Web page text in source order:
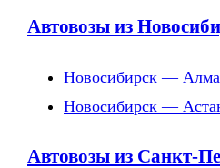
Автовозы из
Новосибирск —
Новосибирск —
Автовозы из Санкт-